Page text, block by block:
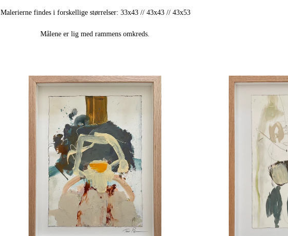
Malerierne findes i forskellige størrelser: 33x43 // 43x43 // 43x53
Målene er lig med rammens omkreds.